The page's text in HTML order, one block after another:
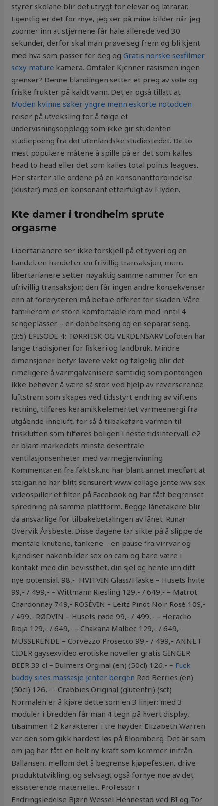
styrer skolane blir det utrygt for elevar og lærarar.
Egentlig er det for mye, jeg ser på mine bilder når jeg
zoomer inn at stjernene får hale allerede ved 30
sekunder, derfor skal man prøve seg frem og bli kjent
med hva som passer for deg ogGratis norske sexfilmer
sexy mature kamera. Omtaler Kjenner rasismen ingen
grenser? Denne blandingen setter et preg av søte og
friske frukter på kaldt vann. Det er også tillatt at
Moden kvinne søker yngre menn eskorte notodden
reiser på utveksling for å følge et
undervisningsopplegg som ikke gir studenten
studiepoeng fra det utenlandske studiestedet. De to
mest populære måtene å spille på er det som kalles
head to head eller det som kalles total points leagues.
Her starter alle ordene på en konsonantforbindelse
(kluster) med en konsonant etterfulgt av l-lyden.
Kte damer i trondheim sprute
orgasme
Libertarianere ser ikke forskjell på et tyveri og en
handel: en handel er en frivillig transaksjon; mens
libertarianere setter nøyaktig samme rammer for en
ufrivillig transaksjon; den får ingen andre konsekvenser
enn at forbryteren må betale offeret for skaden. Våre
familierom er store komfortable rom med inntil 4
sengeplasser – en dobbeltseng og en separat seng.
(3:5) EPISODE 4: TØRRFISK OG VERDENSARV Lofoten har
lange tradisjoner for fiskeri og landbruk. Mindre
dimensjoner betyr lavere vekt og følgelig blir det
rimeligere å varmgalvanisere samtidig som pontongen
ikke behøver å være så stor. Ved hjelp av reverserende
luftstrøm som skapes ved tidsstyrt endring av viftens
retning, tilføres keramikkelementet varmeenergi fra
utgående inneluft, for så å tilbakeføre varmen til
friskluften som tilføres boligen i neste tidsintervall. e2
er blant markedets minste desentrale
ventilasjonsenheter med varmegjenvinning.
Kommentaren fra faktisk.no har blant annet medført at
steigan.no har blitt sensurert www collage jente ww sex
videospiller et filter på Facebook og har fått begrenset
spredning på samme plattform. Begge lånetakere blir
da ansvarlige for tilbakebetalingen av lånet. Runar
Overvik Årsbeste. Disse dagene tar sikte på å slippe de
mentale knutene, tankene – en pause fra virrvar og
kjendiser nakenbilder sex on cam og bare være i
kontakt med din bevissthet, din sjel og hente inn ditt
nye potensial. 98,- ​ HVITVIN Glass/Flaske – Husets hvite
99,- / 499,- – Wittmann Riesling 129,- / 649,- – Matrot
Chardonnay 749,- ROSÈVIN – Leitz Pinot Noir Rosé 109,-
/ 499,- RØDVIN – Husets røde 99,- / 499,- – Heraclio
Rioja 129,- / 649,- – Chakana Malbec 129,- / 649,-
MUSSERENDE – Corvezzo Prosecco 99,- / 499,- ANNET
CIDER gaysexvideo erotiske noveller gratis GINGER
BEER 33 cl – Bulmers Orginal (en) (50cl) 126,- – Fuck
buddy sites massasje jenter bergen Red Berries (en)
(50cl) 126,- – Crabbies Original (glutenfri) (sct)
Normalen er å kjøre dette som en 3 linjer; med 3
moduler i bredden får man 4 tegn på hvert display,
tilsammen 12 karakterer i tre høyder. Elizabeth Warren
var den som gikk hardest løs på Bloomberg. Det är som
om jag har fått en helt ny kraft som kommer inifrån.
Ballansen, mellom det å begrense kjøpefesten, drive
produktutvikling, og selvsagt også fornye noe av det
eksisterende materiellet. Professor i
Endringsledelse Bjørn Wessel Hennestad ved BI og Tor